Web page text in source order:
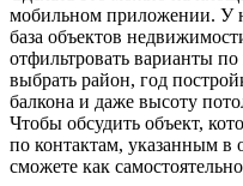
мобильном приложении. У
база объектов
отфильтровать варианты
выбрать район, год
балкона и даже высоту
Чтобы обсудить объект,
по контактам, указанным
сможете как